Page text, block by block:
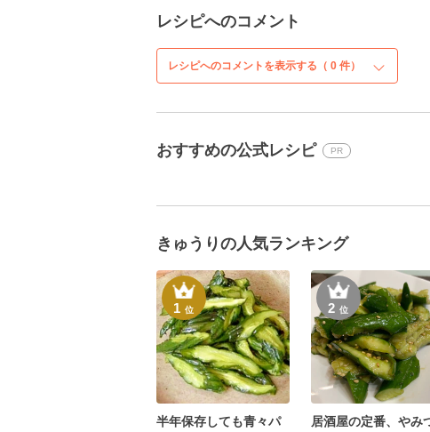
レシピへのコメント
レシピへのコメントを表示する（ 0 件）
おすすめの公式レシピ PR
きゅうりの人気ランキング
1位
半年保存しても青々パ
2位
居酒屋の定番、やみ